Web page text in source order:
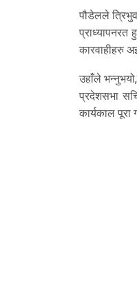
पौडेलले
कारवाहीहरु
उहाँले
प्रदेशसभा
कार्यकाल पूरा